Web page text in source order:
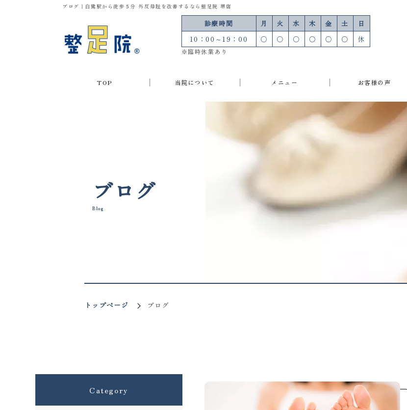
ブログ｜白鷺駅から徒歩５分 外反母趾を改善するなら整足院 堺店
診療時間 月 火 水 木 金 土
日
10：00～19：00
○ ○ ○ ○ ○ ○ 休
※臨時休業あり
TOP 当院について メニュー お客様の声
ブログ
Blog
トップページ ブログ
Category